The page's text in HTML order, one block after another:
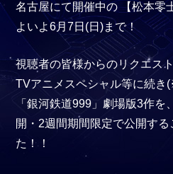
名古屋にて開催中の 【松本
よいよ6月7日(日)まで！
視聴者の皆様からのリクエス
TVアニメスペシャル等に続き
「銀河鉄道999」劇場版3作を
開・2週間期間限定で公開す
た！！